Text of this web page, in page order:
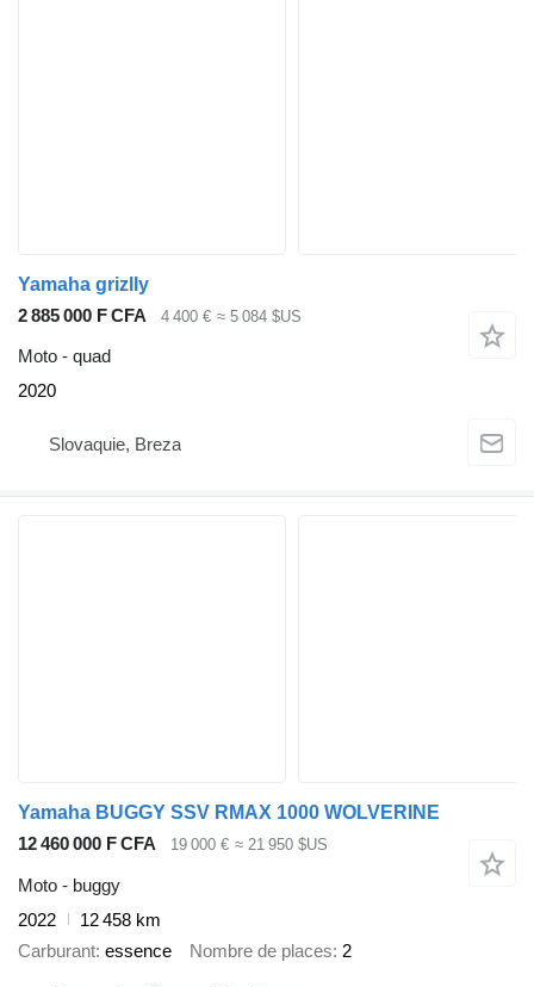
Yamaha grizlly
2 885 000 F CFA
4 400 € ≈ 5 084 $US
Moto - quad
2020
Slovaquie, Breza
Yamaha BUGGY SSV RMAX 1000 WOLVERINE
12 460 000 F CFA
19 000 € ≈ 21 950 $US
Moto - buggy
2022
12 458 km
Carburant essence Nombre de places 2